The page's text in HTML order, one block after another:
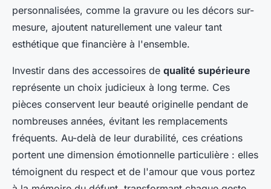
personnalisées, comme la gravure ou les décors sur-
mesure, ajoutent naturellement une valeur tant
esthétique que financière à l'ensemble.
Investir dans des accessoires de qualité supérieure
représente un choix judicieux à long terme. Ces
pièces conservent leur beauté originelle pendant de
nombreuses années, évitant les remplacements
fréquents. Au-delà de leur durabilité, ces créations
portent une dimension émotionnelle particulière : elles
témoignent du respect et de l'amour que vous portez